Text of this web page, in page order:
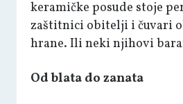
keramičke posude stoje
zaštitnici obitelji i čuvari
hrane. Ili neki njihovi
Od blata do zanata